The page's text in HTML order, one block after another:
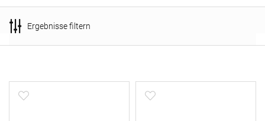
Ergebnisse filtern